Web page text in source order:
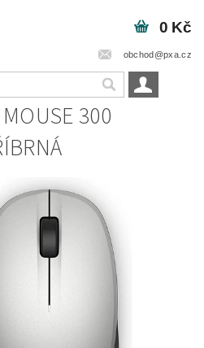
obchod@pxa.cz
0 Kč
300